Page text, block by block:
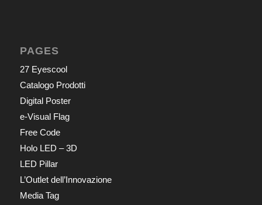
PAGES
27 Eyescool
Catalogo Prodotti
Digital Poster
e-Visual Flag
Free Code
Holo LED – 3D
LED Pillar
L’Outlet dell’Innovazione
Media Tag